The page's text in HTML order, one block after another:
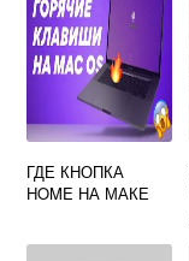
ГДЕ КНОПКА
HOME НА МАКЕ